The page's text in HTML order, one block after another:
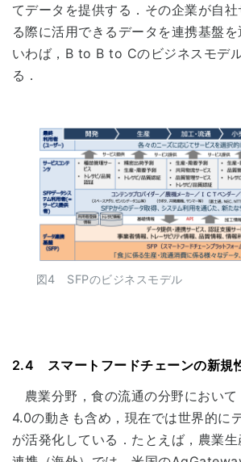
てデータを提供する．その企業が自
る際に活用できるデータを連携基盤を
いわば，B to B to Cのビジネスモデ
る．
図4 SFPのビジネスモデル
2.4 スマートフードチェーンの新規
農業分野，食の流通の分野におい
4.0の動きも含め，現在では世界的に
が活発化している．たとえば，農業